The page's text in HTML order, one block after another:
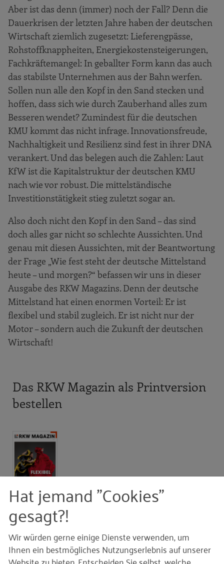
Aber ist das denn (immer) noch der Fall? Denn die
Dauerkrisen der letzten Jahre haben der deutschen
Wirtschaft ziemlich zugesetzt: Lieferengpässe,
Rohstoffknappheiten, Energiekostensteigerungen,
Fachkräftemangel: In geballter Form kann das auch
das stabilste Unternehmen aus der Bahn werfen.
Sollen nun alle den Kopf in den Sand stecken und
hoffen, dass sich wie durch Zauberhand alles zum
Besseren wendet? Zumindest für die deutschen
KMU kommt das nicht infrage. Innovationsfreude,
Nachhaltigkeit und Resilienz sind fest in ihrer DNA
verankert. Und das belegen auch die Zahlen: Laut
KfW ist die Kapitalstruktur der deutschen KMU
nach wie vor robust. Die mittelständische
Investitionstätigkeit stieg zuletzt sogar an.
Also doch nicht den Kopf in den Sand – das sind
doch alles gar nicht so schlechte Aussichten. Und
genau mit diesen Aussichten, mit der Beantwortung
der Frage „Wie fest steht der deutsche Mittelstand
heute – und morgen?“ befassen wir uns in dieser
Ausgabe des RKW Magazins. Denn der deutsche
Mittelstand hat einen enormen Vorteil: Er ist
flexibel und stabil zugleich. Er ist nicht nur der
Motor – sondern auch die Zukunft der deutschen
Wirtschaft!
Das RKW Magazin als Printversion
bestellen
RKW Magazin: Flexibel ... und stabil?!
Ausgabe 2/2024
Auf Lager.
Hat jemand "Cookies"
gesagt?!
Wir würden gerne einige Dienste verwenden, um
Ihnen ein bestmögliches Nutzungserlebnis auf unserer